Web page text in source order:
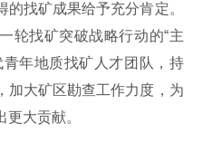
找矿成果给予充分肯定。
轮找矿突破战略行动的“主
年地质找矿人才团队，持
加大矿区勘查工作力度，为
大贡献。